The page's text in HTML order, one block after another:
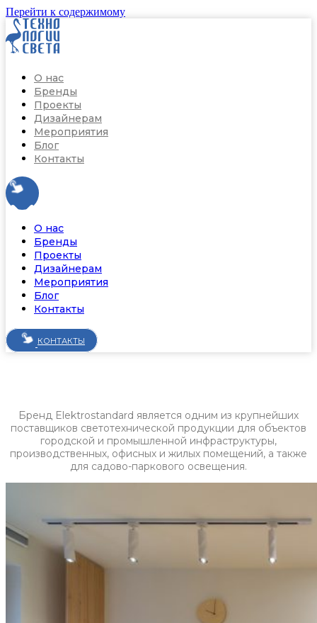
Перейти к содержимому
О нас
Бренды
Проекты
Дизайнерам
Мероприятия
Блог
Контакты
О нас
Бренды
Проекты
Дизайнерам
Мероприятия
Блог
Контакты
КОНТАКТЫ
Бренд Elektrostandard является одним из крупнейших
поставщиков светотехнической продукции для объектов
городской и промышленной инфраструктуры,
производственных, офисных и жилых помещений, а также
для садово-паркового освещения.